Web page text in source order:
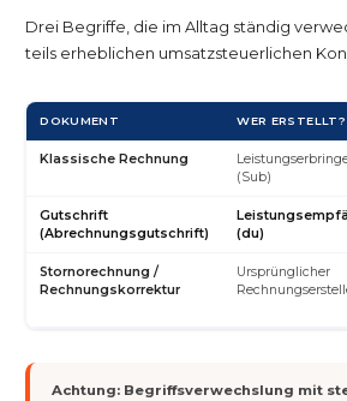
Drei Begriffe, die im Alltag ständig
teils erheblichen umsatzsteuerlichen
DOKUMENT WER ERSTELLT?
Klassische Rechnung
(Sub)
Gutschrift
(Abrechnungsgutschrift)
(du)
Stornorechnung /
Rechnungskorrektur
Ursprünglicher
Achtung: Begriffsverwechslung mit